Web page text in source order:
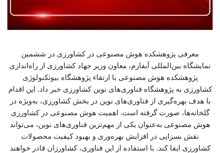
معرفی پژوهشکده هوش مصنوعی در کشاورزی در ششمین
نمایشگاه بین‌المللی آیفارم، معاون وزیر جهاد کشاورزی از راه‌اندازی
پژوهشکده هوش مصنوعی با ارتقاء پژوهشگاه بیوتکنولوژی
کشاورزی به پژوهشگاه فناوری‌های نوین کشاورزی خبر داد. این اقدام
با هدف بهره‌گیری از فناوری‌های نوین در بخش کشاورزی، به‌ویژه در
گلخانه‌ها، صورت گرفته است. اهمیت هوش مصنوعی در کشاورزی
هوش مصنوعی به‌عنوان یکی از مهم‌ترین فناوری‌های نوین، می‌تواند
نقش بسزایی در افزایش بهره‌وری و بهبود کیفیت محصولات
کشاورزی ایفا کند. با استفاده از این فناوری، کشاورزان قادر خواهند